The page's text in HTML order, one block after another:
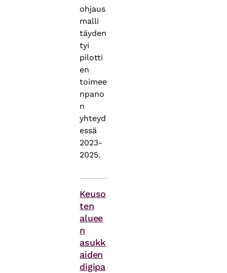
ohjaus
malli
täyden
tyi
pilotti
en
toimee
npano
n
yhteyd
essä
2023-
2025.
Keuso
ten
aluee
n
asukk
aiden
digipa